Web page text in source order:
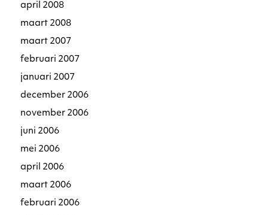
april 2008
maart 2008
maart 2007
februari 2007
januari 2007
december 2006
november 2006
juni 2006
mei 2006
april 2006
maart 2006
februari 2006